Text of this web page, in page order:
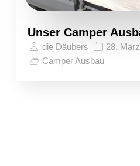
Unser Camper
die Däubers
28.
Camper Ausbau